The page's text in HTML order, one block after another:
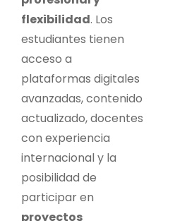
flexibilidad. Los
estudiantes tienen
acceso a
plataformas digitales
avanzadas, contenido
actualizado, docentes
con experiencia
internacional y la
posibilidad de
participar en
proyectos